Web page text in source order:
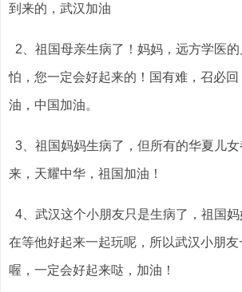
到来的，武汉加油
2、祖国母亲生病了！妈妈，远方学医
怕，您一定会好起来的！国有难，召必
油，中国加油。
3、祖国妈妈生病了，但所有的华夏儿
来，天耀中华，祖国加油！
4、武汉这个小朋友只是生病了，祖国
在等他好起来一起玩呢，所以武汉小朋
喔，一定会好起来哒，加油！